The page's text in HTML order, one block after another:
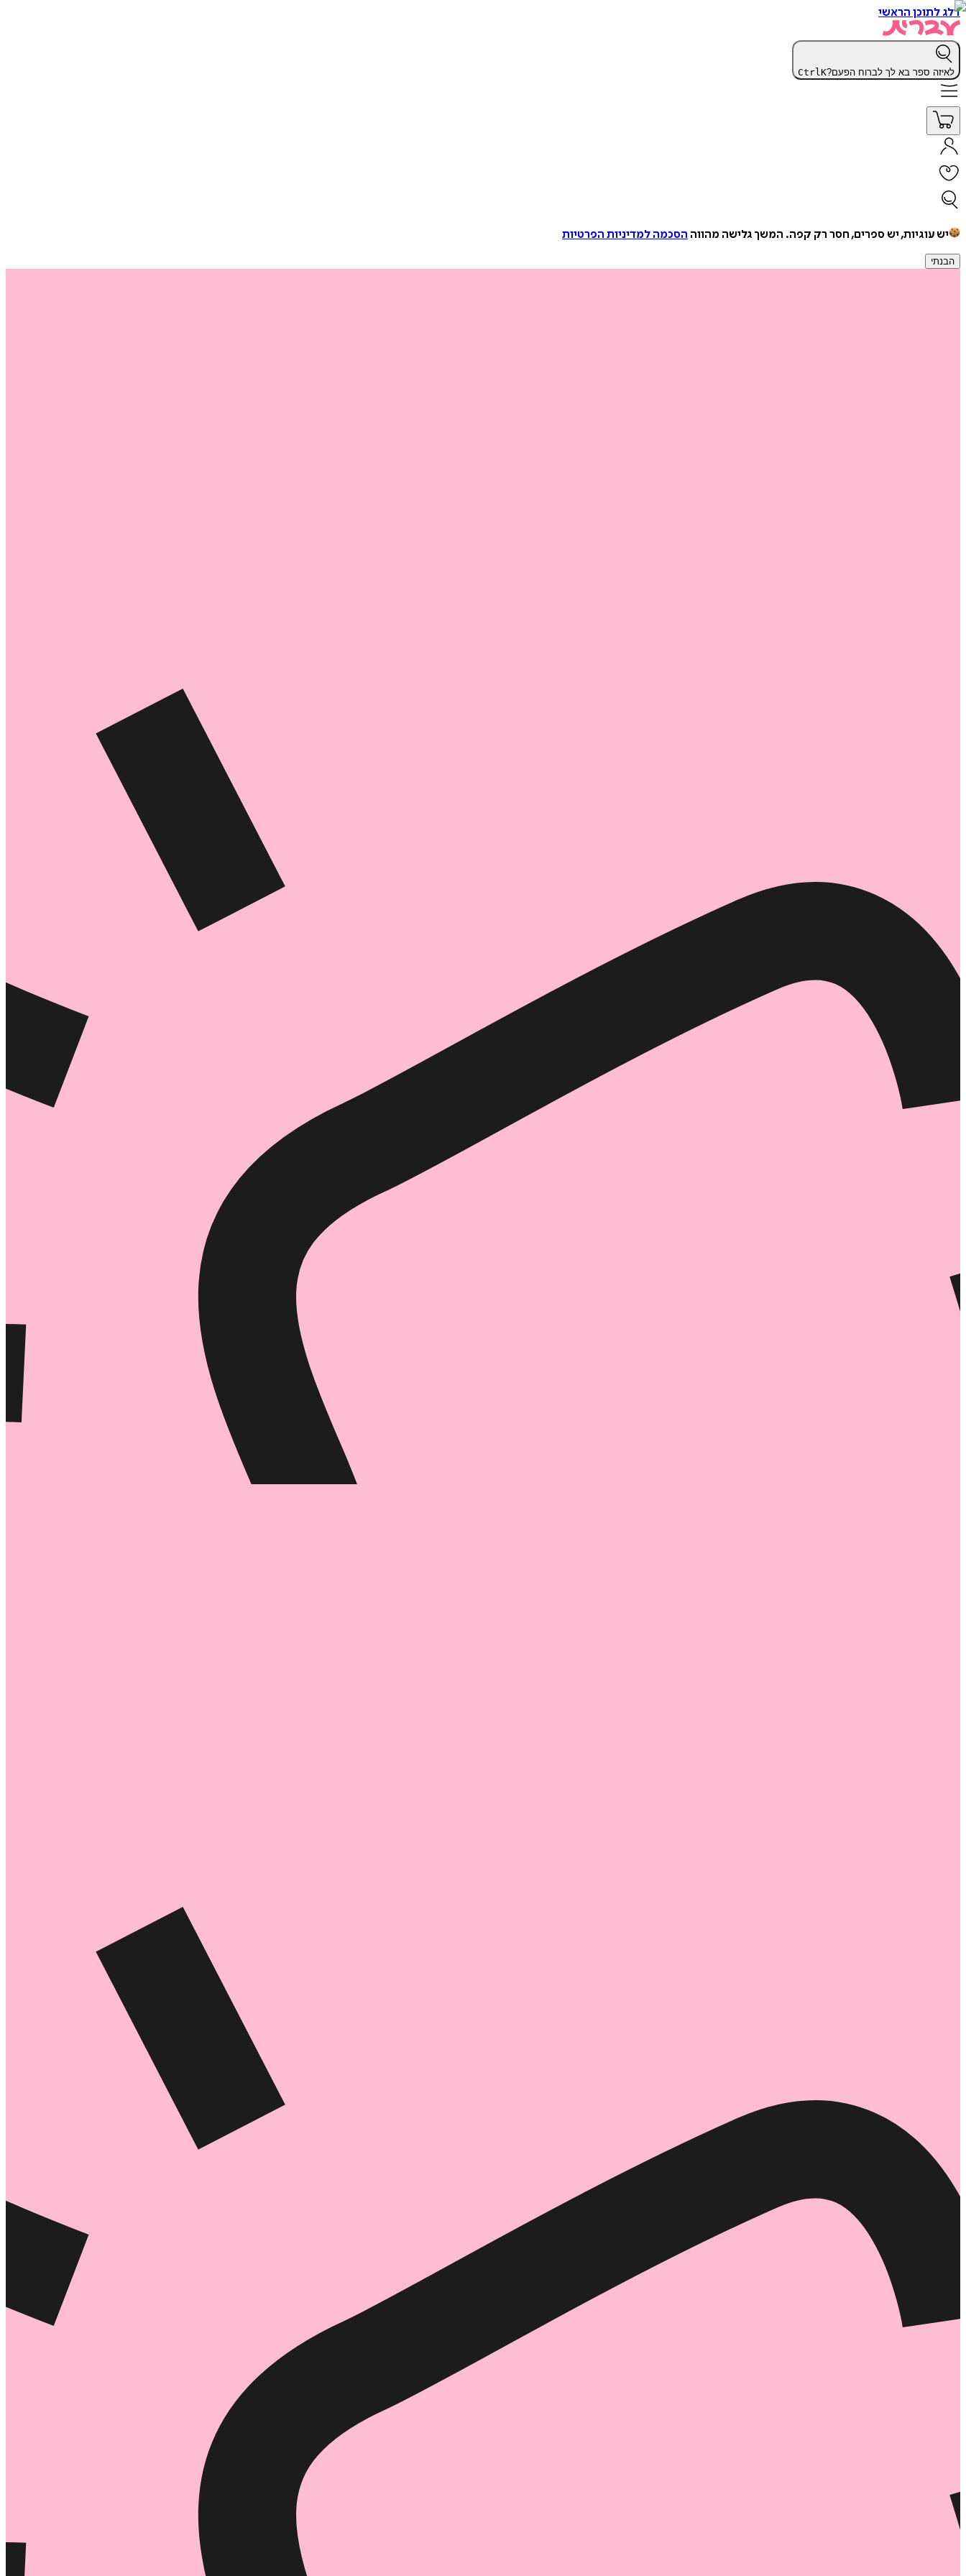
דלג לתוכן הראשי
לאיזה ספר בא לך לברוח הפעם? CtrlK
יש עוגיות, יש ספרים, חסר רק קפה. המשך גלישה מהווה הסכמה למדיניות הפרטיות
הבנתי